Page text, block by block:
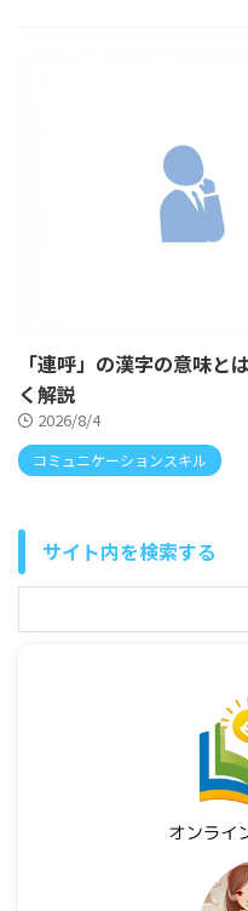
「連呼」の漢字の意味と
く解説
2026/8/4
コミュニケーションスキル
サイト内を検索する